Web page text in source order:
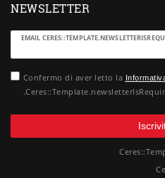
NEWSLETTER
EMAIL
Confermo di aver letto la